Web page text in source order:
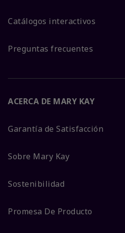
Catálogos interactivos
Preguntas frecuentes
ACERCA DE MARY KAY
Garantía de Satisfacción
Sobre Mary Kay
Sostenibilidad
Promesa De Producto